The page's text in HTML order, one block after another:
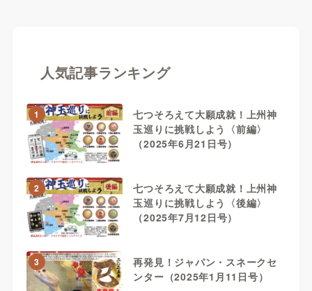
人気記事ランキング
1
七つそろえて大願成就！上州神
玉巡りに挑戦しよう〈前編〉
（2025年6月21日号）
2
七つそろえて大願成就！上州神
玉巡りに挑戦しよう〈後編〉
（2025年7月12日号）
3
再発見！ジャパン・スネークセ
ンター（2025年1月11日号）